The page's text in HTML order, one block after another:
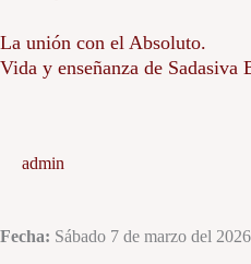
La unión con el Absoluto.
Vida y enseñanza de Sadasiva
admin
Fecha: Sábado 7 de marzo del 2026
con
el
enseñanza